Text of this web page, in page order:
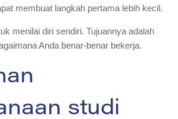
membuat langkah pertama lebih kecil.
menilai diri sendiri. Tujuannya adalah
Anda benar-benar bekerja.
studi